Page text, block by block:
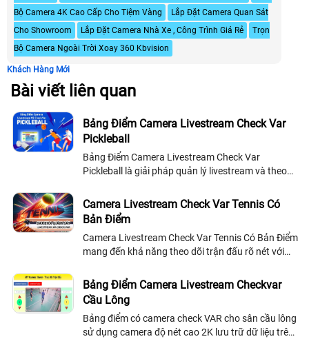
Bộ Camera 4K Cao Cấp Cho Tiệm Vàng
Lắp Đặt Camera Quan Sát
Cho Showroom
Lắp Đặt Camera Nhà Xe , Công Trình Giá Rẻ
Trọn
Bộ Camera Ngoài Trời Xoay 360 Kbvision
Khách Hàng Mới
Bài viết liên quan
Bảng Điểm Camera Livestream Check Var
Pickleball
Bảng Điểm Camera Livestream Check Var
Pickleball là giải pháp quản lý livestream và theo
thành cực rẻ
Camera Livestream Check Var Tennis Có
Bản Điểm
Camera Livestream Check Var Tennis Có Bản Điểm
mang đến khả năng theo dõi trận đấu rõ nét với
Cho phép livstream lên Facebook...
Bảng Điểm Camera Livestream Checkvar
Cầu Lông
Bảng điểm có camera check VAR cho sân cầu lông
sử dụng camera độ nét cao 2K lưu trữ dữ liệu trên